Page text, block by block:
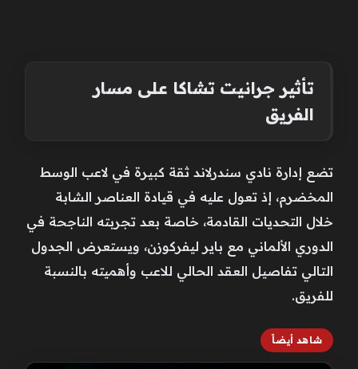
تأثير جرانيت تشاكا على مسار
الفريق
تضع إدارة نادي سندرلاند ثقة كبيرة في لاعب الوسط
المخضرم، إذ تعول عليه في قيادة العناصر الشابة
خلال التحديات القادمة، خاصة بعد تجربته الناجحة في
الدوري الألماني مع باير ليفركوزن، ويستعرض الجدول
التالي تفاصيل العقد الحالي للاعب وأهميته بالنسبة
للفريق.
شاهد أيضاً